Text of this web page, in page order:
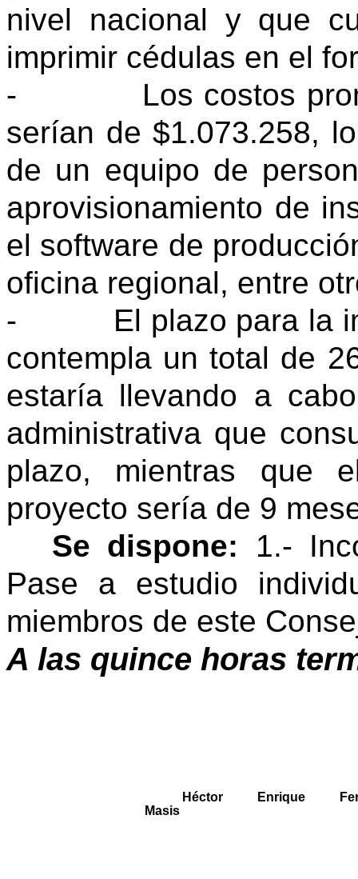
nivel nacional y que
imprimir cédulas en el
-
Los costos
serían de $1.073.258,
de un equipo de
aprovisionamiento de
el software de
oficina regional, entre
-
El plazo para la
contempla un total de
estaría llevando a
administrativa que
plazo, mientras que
proyecto sería de 9
Se dispone: 1.-
Pase a estudio
miembros de este
A las quince horas
Héctor Enrique
Masis